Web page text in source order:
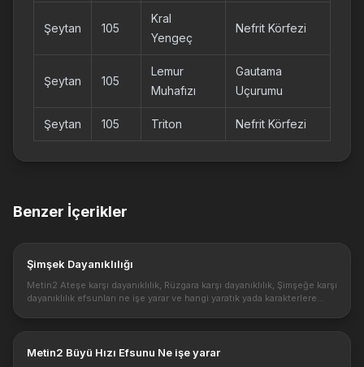
Şeytan 105
Kral
Yengeç
Nefrit Körfezi
Şeytan 105
Lemur
Muhafızı
Gautama
Uçurumu
Şeytan 105 Triton Nefrit Körfezi
Benzer İçerikler
Şimşek Dayanıklılığı
Metin2 Ateşe karşı dayanıklılık, Rüzgara karşı dayanıklılık, Şimşeğe karşı
dayanıklılık efsunları ne işe yarar ve hangi yaratık yada karakterlere
Metin2 Büyü Hızı Efsunu Ne işe yarar